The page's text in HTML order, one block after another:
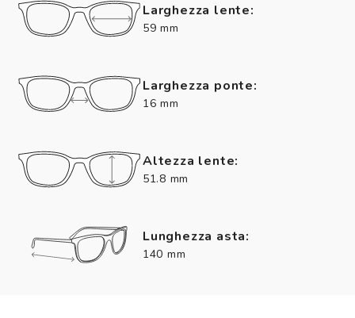
Larghezza lente:
59 mm
Larghezza ponte:
16 mm
Altezza lente:
51.8 mm
Lunghezza asta:
140 mm